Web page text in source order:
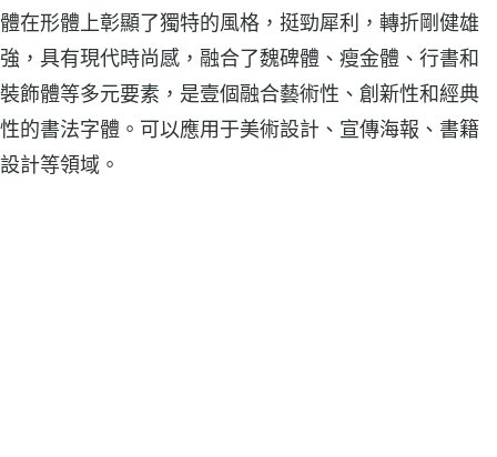
體在形體上彰顯了獨特的風格，挺勁犀利，轉折剛健雄
強，具有現代時尚感，融合了魏碑體、瘦金體、行書和
裝飾體等多元要素，是壹個融合藝術性、創新性和經典
性的書法字體。可以應用于美術設計、宣傳海報、書籍
設計等領域。